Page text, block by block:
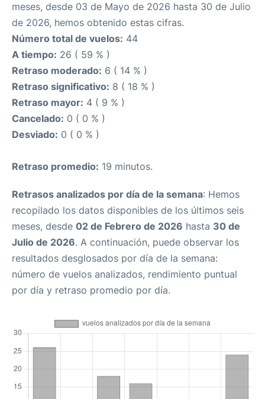
meses, desde 03 de Mayo de 2026 hasta 30 de Julio
de 2026, hemos obtenido estas cifras.
Número total de vuelos: 44
A tiempo: 26 ( 59 % )
Retraso moderado: 6 ( 14 % )
Retraso significativo: 8 ( 18 % )
Retraso mayor: 4 ( 9 % )
Cancelado: 0 ( 0 % )
Desviado: 0 ( 0 % )
Retraso promedio: 19 minutos.
Retrasos analizados por día de la semana: Hemos
recopilado los datos disponibles de los últimos seis
meses, desde 02 de Febrero de 2026 hasta 30 de
Julio de 2026. A continuación, puede observar los
resultados desglosados por día de la semana:
número de vuelos analizados, rendimiento puntual
por día y retraso promedio por día.